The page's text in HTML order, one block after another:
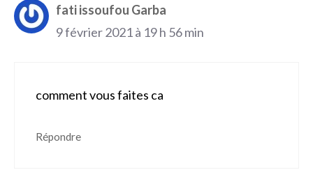
fati issoufou Garba
9 février 2021 à 19 h 56 min
comment vous faites ca
Répondre